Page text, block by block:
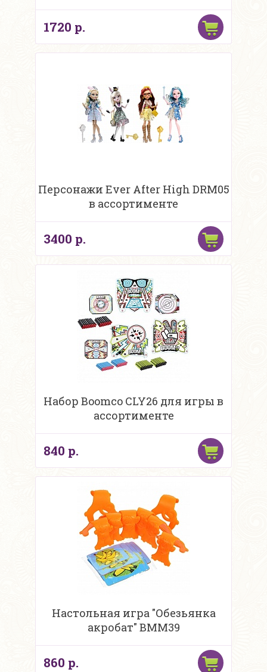
1720 р.
Персонажи Ever After High DRM05
в ассортименте
3400 р.
Набор Boomco CLY26 для игры в
ассортименте
840 р.
Настольная игра "Обезьянка
акробат" BMM39
860 р.